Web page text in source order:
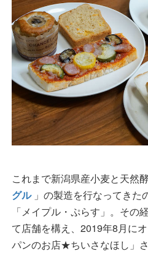
これまで新潟県産小麦と天然
グル」の製造を行なってきた
「メイプル・ぷらす」。その
て店舗を構え、2019年8月に
パンのお店★ちいさなほし」さ